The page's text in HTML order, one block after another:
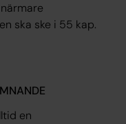
ska ske i 55 kap.
en